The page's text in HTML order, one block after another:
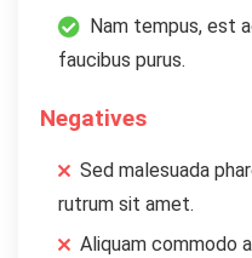
Nam tempus, est
faucibus purus.
Negatives
Sed malesuada
rutrum sit amet.
Aliquam commodo